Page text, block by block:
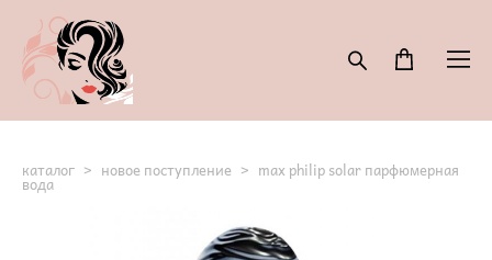
каталог > новое поступление > max philip solar парфюмерная
вода